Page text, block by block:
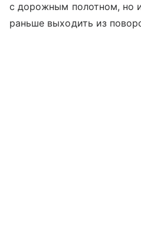
с дорожным полотном, но
раньше выходить из